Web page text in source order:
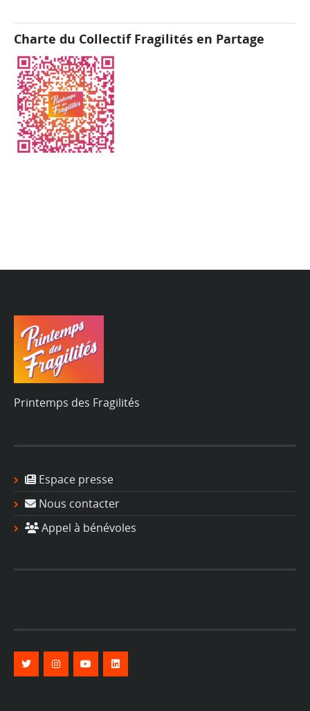
Charte du Collectif Fragilités en Partage
Printemps des Fragilités
Espace presse
Nous contacter
Appel à bénévoles